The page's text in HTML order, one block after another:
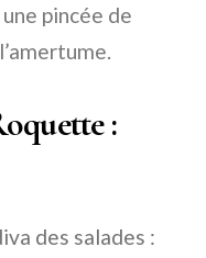
pincée de
:
des salades :